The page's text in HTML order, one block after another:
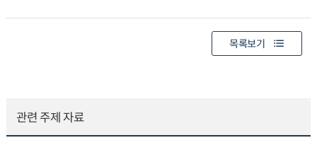
목록보기
관련 주제 자료